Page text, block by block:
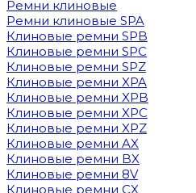
Ремни клиновые
Ремни клиновые SPA
Клиновые ремни SPB
Клиновые ремни SPC
Клиновые ремни SPZ
Клиновые ремни XPA
Клиновые ремни XPB
Клиновые ремни XPC
Клиновые ремни XPZ
Клиновые ремни AX
Клиновые ремни BX
Клиновые ремни 8V
Клиновые ремни CX